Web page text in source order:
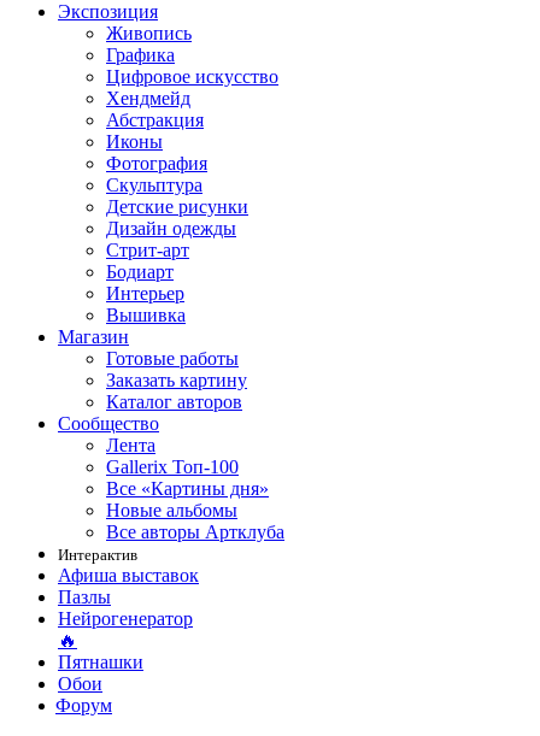
Экспозиция
Живопись
Графика
Цифровое искусство
Хендмейд
Абстракция
Иконы
Фотография
Скульптура
Детские рисунки
Дизайн одежды
Стрит-арт
Бодиарт
Интерьер
Вышивка
Магазин
Готовые работы
Заказать картину
Каталог авторов
Сообщество
Лента
Gallerix Топ-100
Все «Картины дня»
Новые альбомы
Все авторы Артклуба
Интерактив
Афиша выставок
Пазлы
Нейрогенератор
🔥
Пятнашки
Обои
Форум